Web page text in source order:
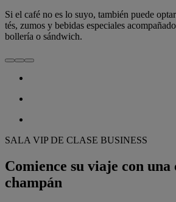
Si el café no es lo suyo, también puede
tés, zumos y bebidas especiales
bollería o sándwich.
SALA VIP DE CLASE BUSINESS
Comience su viaje con una
champán